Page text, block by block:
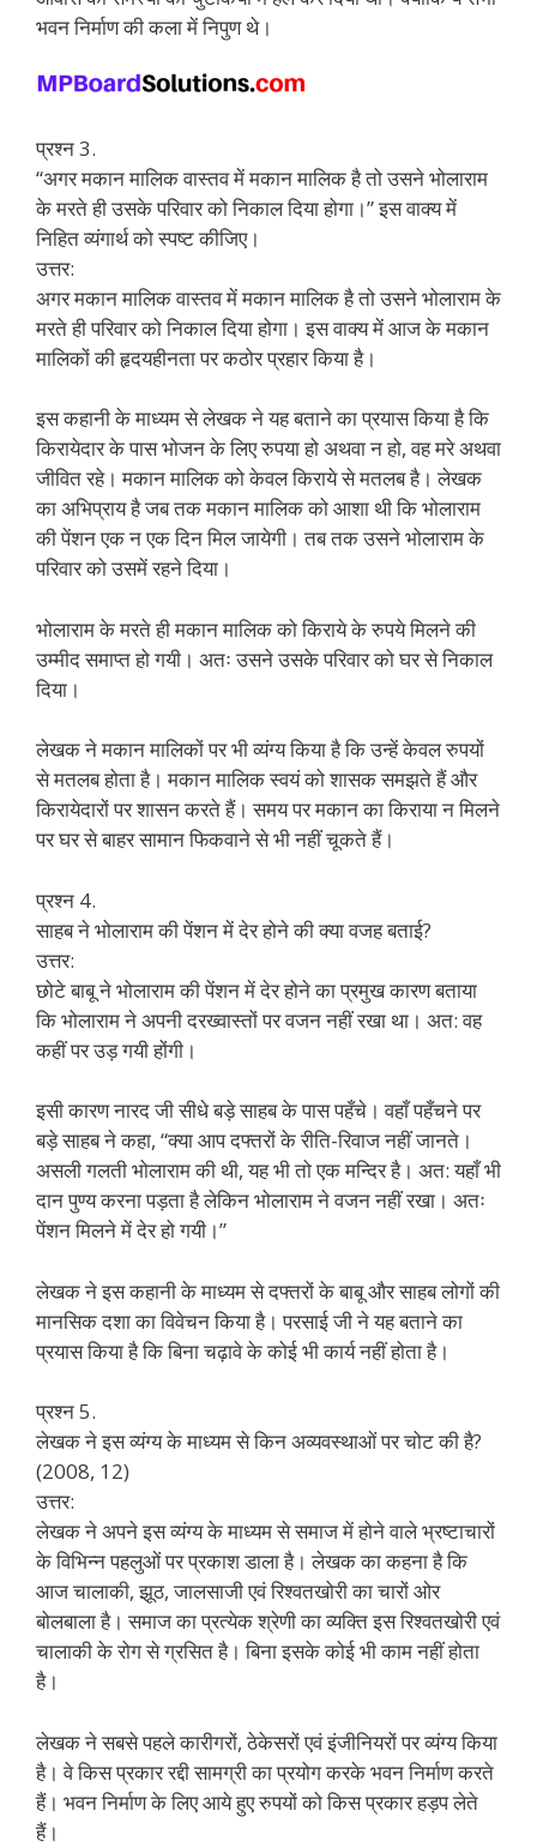
भवन निर्माण की कला में निपुण थे।
प्रश्न 3.
“अगर मकान मालिक वास्तव में मकान मालिक है तो उसने भोलाराम
के मरते ही उसके परिवार को निकाल दिया होगा।” इस वाक्य में
निहित व्यंगार्थ को स्पष्ट कीजिए।
उत्तर:
अगर मकान मालिक वास्तव में मकान मालिक है तो उसने भोलाराम के
मरते ही परिवार को निकाल दिया होगा। इस वाक्य में आज के मकान
मालिकों की हृदयहीनता पर कठोर प्रहार किया है।
इस कहानी के माध्यम से लेखक ने यह बताने का प्रयास किया है कि
किरायेदार के पास भोजन के लिए रुपया हो अथवा न हो, वह मरे अथवा
जीवित रहे। मकान मालिक को केवल किराये से मतलब है। लेखक
का अभिप्राय है जब तक मकान मालिक को आशा थी कि भोलाराम
की पेंशन एक न एक दिन मिल जायेगी। तब तक उसने भोलाराम के
परिवार को उसमें रहने दिया।
भोलाराम के मरते ही मकान मालिक को किराये के रुपये मिलने की
उम्मीद समाप्त हो गयी। अतः उसने उसके परिवार को घर से निकाल
दिया।
लेखक ने मकान मालिकों पर भी व्यंग्य किया है कि उन्हें केवल रुपयों
से मतलब होता है। मकान मालिक स्वयं को शासक समझते हैं और
किरायेदारों पर शासन करते हैं। समय पर मकान का किराया न मिलने
पर घर से बाहर सामान फिकवाने से भी नहीं चूकते हैं।
प्रश्न 4.
साहब ने भोलाराम की पेंशन में देर होने की क्या वजह बताई?
उत्तर:
छोटे बाबू ने भोलाराम की पेंशन में देर होने का प्रमुख कारण बताया
कि भोलाराम ने अपनी दरख्वास्तों पर वजन नहीं रखा था। अत: वह
कहीं पर उड़ गयी होंगी।
इसी कारण नारद जी सीधे बड़े साहब के पास पहँचे। वहाँ पहँचने पर
बड़े साहब ने कहा, “क्या आप दफ्तरों के रीति-रिवाज नहीं जानते।
असली गलती भोलाराम की थी, यह भी तो एक मन्दिर है। अत: यहाँ भी
दान पुण्य करना पड़ता है लेकिन भोलाराम ने वजन नहीं रखा। अतः
पेंशन मिलने में देर हो गयी।”
लेखक ने इस कहानी के माध्यम से दफ्तरों के बाबू और साहब लोगों की
मानसिक दशा का विवेचन किया है। परसाई जी ने यह बताने का
प्रयास किया है कि बिना चढ़ावे के कोई भी कार्य नहीं होता है।
प्रश्न 5.
लेखक ने इस व्यंग्य के माध्यम से किन अव्यवस्थाओं पर चोट की है?
(2008, 12)
उत्तर:
लेखक ने अपने इस व्यंग्य के माध्यम से समाज में होने वाले भ्रष्टाचारों
के विभिन्न पहलुओं पर प्रकाश डाला है। लेखक का कहना है कि
आज चालाकी, झूठ, जालसाजी एवं रिश्वतखोरी का चारों ओर
बोलबाला है। समाज का प्रत्येक श्रेणी का व्यक्ति इस रिश्वतखोरी एवं
चालाकी के रोग से ग्रसित है। बिना इसके कोई भी काम नहीं होता
है।
लेखक ने सबसे पहले कारीगरों, ठेकेसरों एवं इंजीनियरों पर व्यंग्य किया
है। वे किस प्रकार रद्दी सामग्री का प्रयोग करके भवन निर्माण करते
हैं। भवन निर्माण के लिए आये हुए रुपयों को किस प्रकार हड़प लेते
हैं।